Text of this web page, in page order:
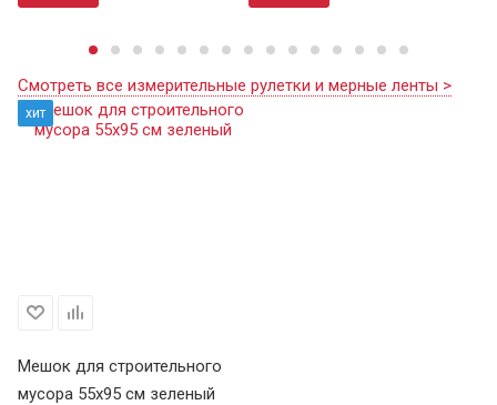
Смотреть все измерительные рулетки и мерные ленты >
хит
Мешок для строительного
мусора 55х95 см зеленый